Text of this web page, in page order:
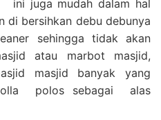
ini juga mudah dalam hal
di bersihkan debu debunya
sehingga tidak akan
atau marbot masjid,
masjid banyak yang
polos sebagai alas